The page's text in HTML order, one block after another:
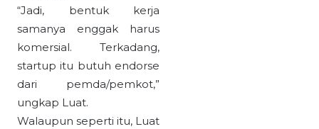
“Jadi, bentuk kerja
samanya enggak harus
komersial. Terkadang,
startup itu butuh endorse
dari pemda/pemkot,”
ungkap Luat.
Walaupun seperti itu, Luat